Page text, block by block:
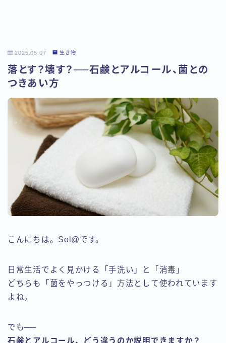
2025.05.07 生き物
落とす？壊す？──石鹸とアルコール、菌との
つきあい方
こんにちは。Sol@です。
日常生活でよく見かける「手洗い」と「消毒」
どちらも「菌をやっつける」方法として使われています
よね。
でも──
石鹸とアルコール、どう違うのか説明できますか？